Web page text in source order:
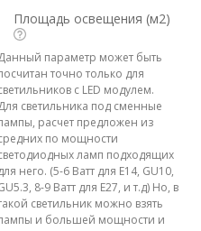
Площадь освещения (м2)
параметр может быть
точно только для
с LED модулем.
светильника под сменные
расчет предложен из
по мощности
ламп подходящих
него. (5-6 Ватт для E14, GU10,
8-9 Ватт для E27, и т.д) Но, в
светильник можно взять
и большей мощности и